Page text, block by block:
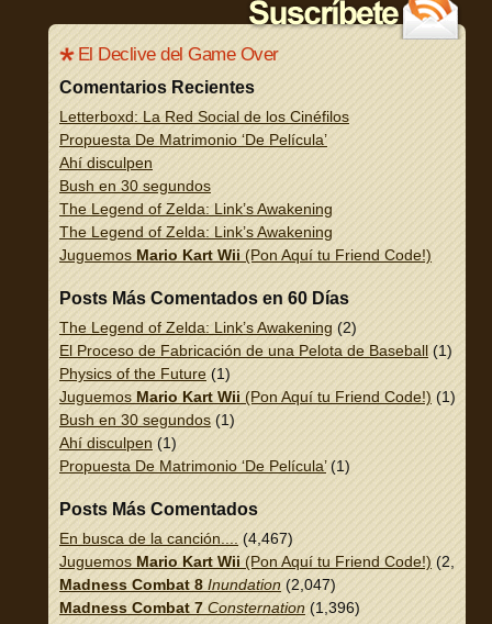
El Declive del Game Over
Comentarios Recientes
Letterboxd: La Red Social de los Cinéfilos
Propuesta De Matrimonio ‘De Película’
Ahí disculpen
Bush en 30 segundos
The Legend of Zelda: Link’s Awakening
The Legend of Zelda: Link’s Awakening
Juguemos Mario Kart Wii (Pon Aquí tu Friend Code!)
Posts Más Comentados en 60 Días
The Legend of Zelda: Link’s Awakening (2)
El Proceso de Fabricación de una Pelota de Baseball (1)
Physics of the Future (1)
Juguemos Mario Kart Wii (Pon Aquí tu Friend Code!) (1)
Bush en 30 segundos (1)
Ahí disculpen (1)
Propuesta De Matrimonio ‘De Película’(1)
Posts Más Comentados
En busca de la canción.... (4,467)
Juguemos Mario Kart Wii (Pon Aquí tu Friend Code!) (2,337)
Madness Combat 8 Inundation (2,047)
Madness Combat 7 Consternation (1,396)